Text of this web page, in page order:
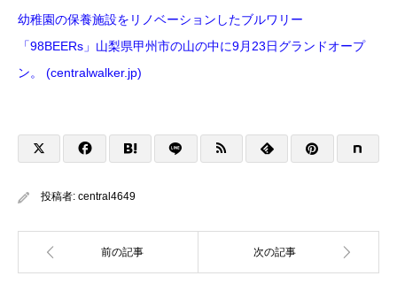
幼稚園の保養施設をリノベーションしたブルワリー
「98BEERs」山梨県甲州市の山の中に9月23日グランドオープ
ン。 (centralwalker.jp)
投稿者: central4649